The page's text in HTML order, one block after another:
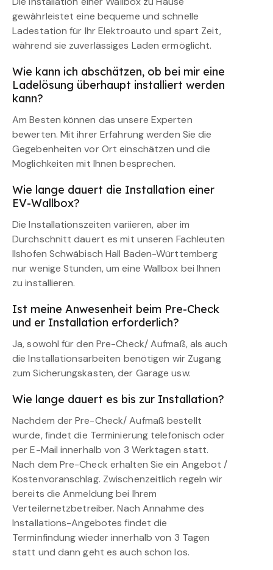
gewährleistet eine bequeme und schnelle
Ladestation für Ihr Elektroauto und spart Zeit,
während sie zuverlässiges Laden ermöglicht.
Wie kann ich abschätzen, ob bei mir eine
Ladelösung überhaupt installiert werden
kann?
Am Besten können das unsere Experten
bewerten. Mit ihrer Erfahrung werden Sie die
Gegebenheiten vor Ort einschätzen und die
Möglichkeiten mit Ihnen besprechen.
Wie lange dauert die Installation einer
EV-Wallbox?
Die Installationszeiten variieren, aber im
Durchschnitt dauert es mit unseren Fachleuten
Ilshofen Schwäbisch Hall Baden-Württemberg
nur wenige Stunden, um eine Wallbox bei Ihnen
zu installieren.
Ist meine Anwesenheit beim Pre-Check
und er Installation erforderlich?
Ja, sowohl für den Pre-Check/ Aufmaß, als auch
die Installationsarbeiten benötigen wir Zugang
zum Sicherungskasten, der Garage usw.
Wie lange dauert es bis zur Installation?
Nachdem der Pre-Check/ Aufmaß bestellt
wurde, findet die Terminierung telefonisch oder
per E-Mail innerhalb von 3 Werktagen statt.
Nach dem Pre-Check erhalten Sie ein Angebot /
Kostenvoranschlag. Zwischenzeitlich regeln wir
bereits die Anmeldung bei Ihrem
Verteilernetzbetreiber. Nach Annahme des
Installations-Angebotes findet die
Terminfindung wieder innerhalb von 3 Tagen
statt und dann geht es auch schon los.